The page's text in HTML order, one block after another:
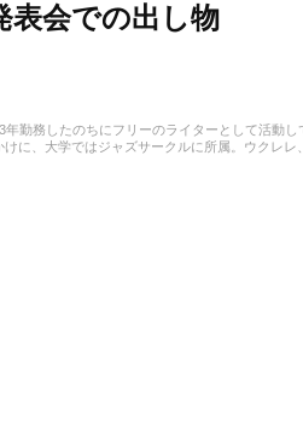
表会での出し物
勤務したのちにフリーのライターとして活動
けに、大学ではジャズサークルに所属。ウクレ